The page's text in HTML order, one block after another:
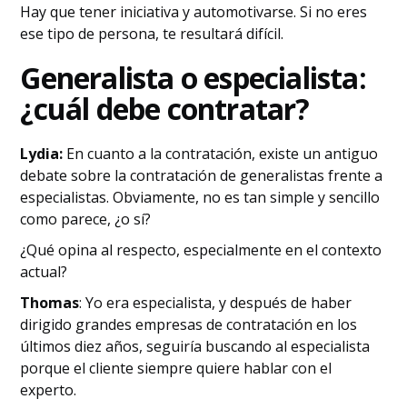
Hay que tener iniciativa y automotivarse. Si no eres
ese tipo de persona, te resultará difícil.
Generalista o especialista:
¿cuál debe contratar?
Lydia: En cuanto a la contratación, existe un antiguo
debate sobre la contratación de generalistas frente a
especialistas. Obviamente, no es tan simple y sencillo
como parece, ¿o sí?
¿Qué opina al respecto, especialmente en el contexto
actual?
Thomas: Yo era especialista, y después de haber
dirigido grandes empresas de contratación en los
últimos diez años, seguiría buscando al especialista
porque el cliente siempre quiere hablar con el
experto.